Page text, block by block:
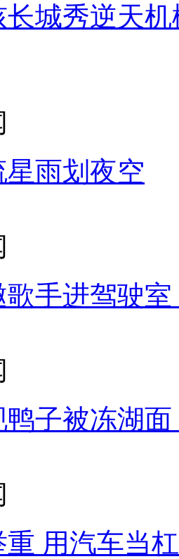
长城秀逆天机
雨划夜空
手进驾驶
鸭子被冻湖
用汽车当